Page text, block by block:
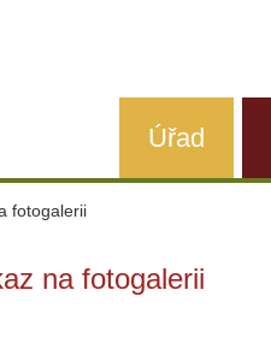
Úřad
fotogalerii
na fotogalerii